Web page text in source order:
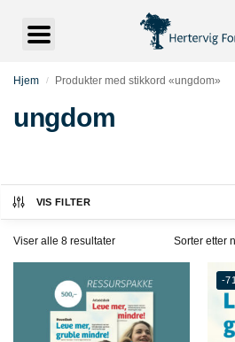
Hjem / Produkter med stikkord «ungdom»
ungdom
VIS FILTER
Viser alle 8 resultater
-